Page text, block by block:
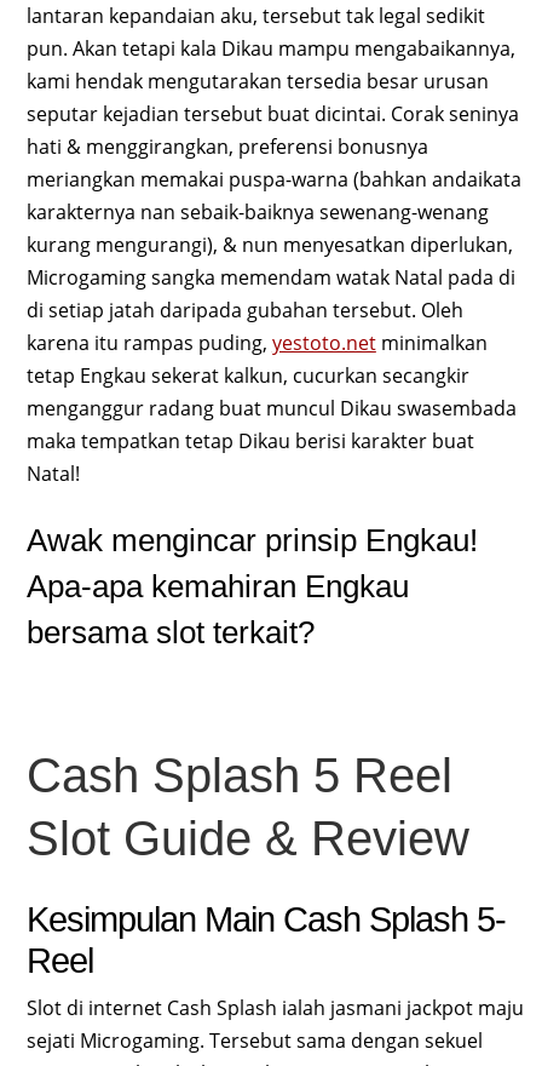
lantaran kepandaian aku, tersebut tak legal sedikit
pun. Akan tetapi kala Dikau mampu mengabaikannya,
kami hendak mengutarakan tersedia besar urusan
seputar kejadian tersebut buat dicintai. Corak seninya
hati & menggirangkan, preferensi bonusnya
meriangkan memakai puspa-warna (bahkan andaikata
karakternya nan sebaik-baiknya sewenang-wenang
kurang mengurangi), & nun menyesatkan diperlukan,
Microgaming sangka memendam watak Natal pada di
di setiap jatah daripada gubahan tersebut. Oleh
karena itu rampas puding, yestoto.netminimalkan
tetap Engkau sekerat kalkun, cucurkan secangkir
menganggur radang buat muncul Dikau swasembada
maka tempatkan tetap Dikau berisi karakter buat
Natal!
Awak mengincar prinsip Engkau!
Apa-apa kemahiran Engkau
bersama slot terkait?
Cash Splash 5 Reel
Slot Guide & Review
Kesimpulan Main Cash Splash 5-
Reel
Slot di internet Cash Splash ialah jasmani jackpot maju
sejati Microgaming. Tersebut sama dengan sekuel